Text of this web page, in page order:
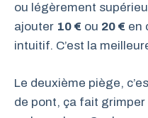
ou légèrement
ajouter 10 € ou 20 € en
intuitif. C’est la
Le deuxième piège,
de pont, ça fait